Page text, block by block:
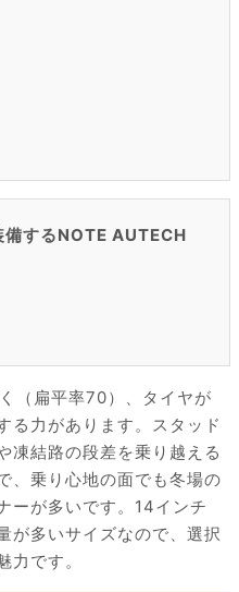
するNOTE AUTECH
（扁平率70）、タイヤが
る力があります。スタッド
凍結路の段差を乗り越える
、乗り心地の面でも冬場の
ーが多いです。14インチ
が多いサイズなので、選択
力です。